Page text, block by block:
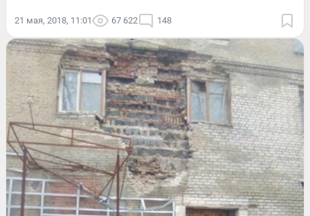
21 мая, 2018, 11:01 67 622 148